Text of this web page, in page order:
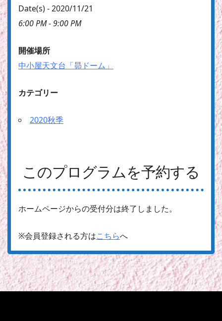
Date(s) - 2020/11/21
6:00 PM - 9:00 PM
開催場所
中小屋天文台「昴ドーム」
カテゴリー
2020秋季
このプログラムを予約する
ホームページからの受付分は終了しました。
※会員登録される方はこちらへ